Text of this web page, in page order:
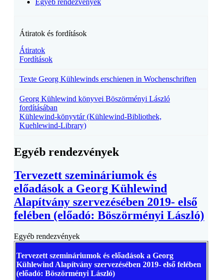
Egyéb rendezvények
Átiratok és fordítások
Átiratok
Fordítások
Texte Georg Kühlewinds erschienen in Wochenschriften
Georg Kühlewind könyvei Böszörményi László
fordításában
Kühlewind-könyvtár (Kühlewind-Bibliothek,
Kuehlewind-Library)
Egyéb rendezvények
Tervezett szemináriumok és
előadások a Georg Kühlewind
Alapítvány szervezésében 2019- első
felében (előadó: Böszörményi László)
Egyéb rendezvények
Tervezett szemináriumok és előadások a Georg
Kühlewind Alapítvány szervezésében 2019- első felében
(előadó: Böszörményi László)